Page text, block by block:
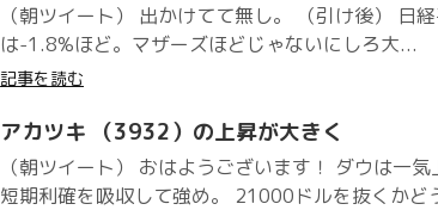
（朝ツイート） 出かけてて無し。 （引け後）
は-1.8%ほど。マザーズほどじゃないにしろ大...
記事を読む
アカツキ （3932）の上昇が大きく
（朝ツイート） おはようございます！ ダウは一
短期利確を吸収して強め。 21000ドルを抜くかど